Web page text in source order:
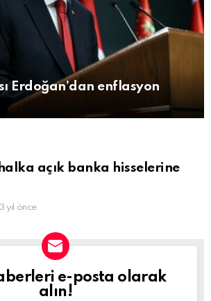
Erdoğan’dan enflasyon
açık banka hisselerine
3 yıl önce
e-posta olarak
alın!